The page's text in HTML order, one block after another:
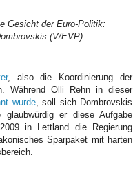
Gesicht der Euro-Politik:
(V/EVP).
, also die Koordinierung der
Während Olli Rehn in dieser
wurde, soll sich Dombrovskis
er diese Aufgabe
in Lettland die Regierung
Sparpaket mit harten